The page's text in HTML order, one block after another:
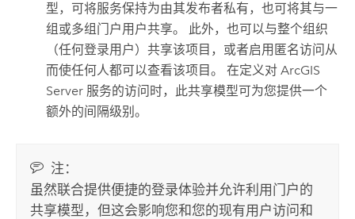
型，可将服务保持为由其发布者私有，也可将其与一
组或多组门户用户共享。 此外，也可以与整个组织
（任何登录用户）共享该项目，或者启用匿名访问从
而使任何人都可以查看该项目。 在定义对ArcGIS
Server 服务的访问时，此共享模型可为您提供一个
额外的间隔级别。
注：
虽然联合提供便捷的登录体验并允许利用门户的
共享模型，但这会影响您和您的现有用户访问和